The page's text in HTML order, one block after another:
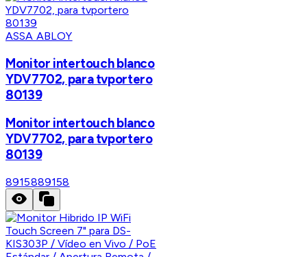
ASSA ABLOY
Monitor intertouch blanco
YDV7702, para tvportero
80139
Monitor intertouch blanco
YDV7702, para tvportero
80139
8915889158